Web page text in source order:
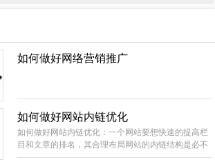
如何做好网络营销推广
如何做好网站内链优化
如何做好网站内链优化：一个网站要想快速的提高栏
目和文章的排名，其合理布局网站的内链结构是必不
可少的。相当外部链接而言，内部链接就比较容易控